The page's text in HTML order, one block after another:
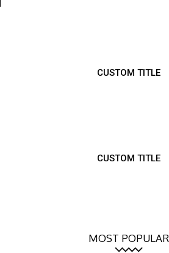
CUSTOM TITLE
CUSTOM TITLE
MOST POPULAR